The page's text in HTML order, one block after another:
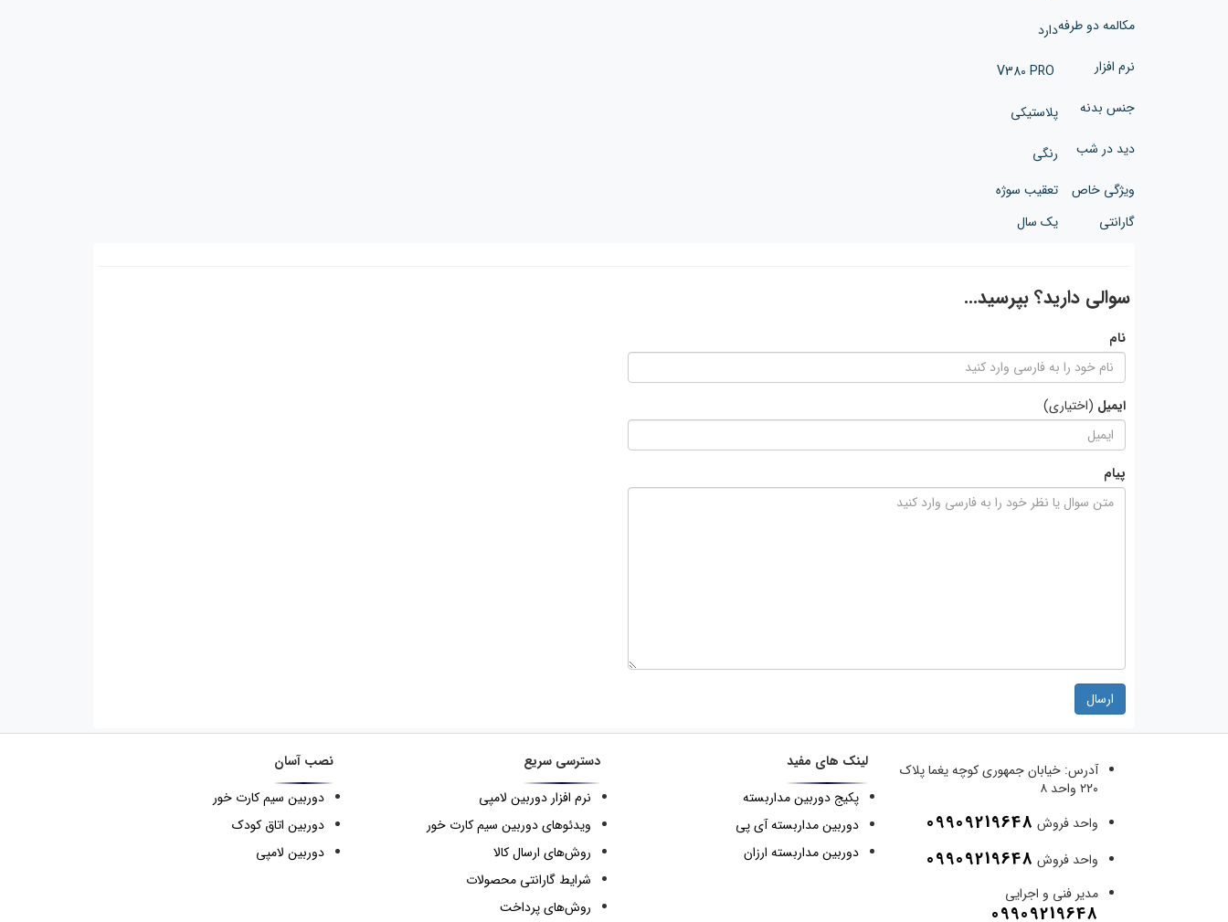
مکالمه دو طرفهدارد
نرم افزار
جنس بدنه
پلاستیکی
دید در شب
رنگی
ویژگی خاص
تعقیب سوژه
گارانتی
یک سال
سوالی دارید؟ بپرسید...
نام
ایمیل (اختیاری)
پیام
ارسال
آدرس: خیابان جمهوری کوچه یغما پلاک
۲۲۰ واحد ۸
واحد فروش 09909219648
واحد فروش 09909219648
مدیر فنی و اجرایی
09909219648
لینک های مفید
پکیج دوربین مداربسته
دوربین مداربسته آی پی
دوربین مداربسته ارزان
دسترسی سریع
نرم افزار دوربین لامپی
ویدئوهای دوربین سیم کارت خور
روش‌های ارسال کالا
شرایط گارانتی محصولات
روش‌های پرداخت
نصب آسان
دوربین سیم کارت خور
دوربین اتاق کودک
دوربین لامپی